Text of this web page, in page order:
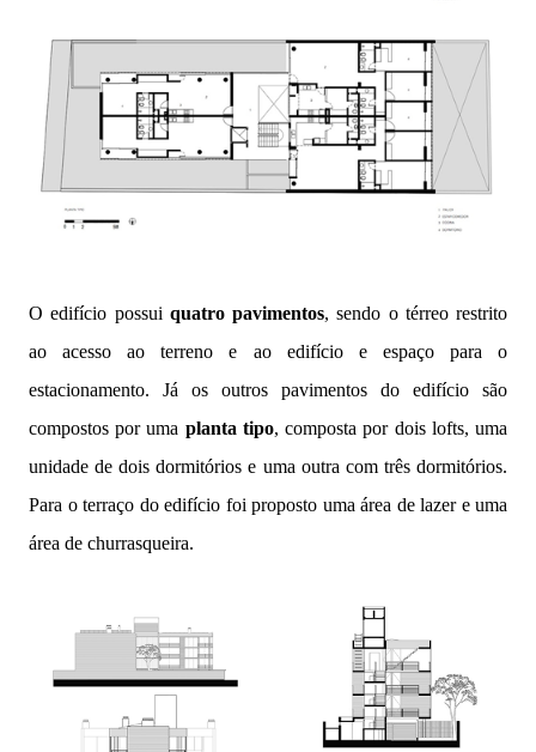
O edifício possui quatro pavimentos, sendo o térreo restrito
ao acesso ao terreno e ao edifício e espaço para o
estacionamento. Já os outros pavimentos do edifício são
compostos por uma planta tipo, composta por dois lofts, uma
unidade de dois dormitórios e uma outra com três dormitórios.
Para o terraço do edifício foi proposto uma área de lazer e uma
área de churrasqueira.